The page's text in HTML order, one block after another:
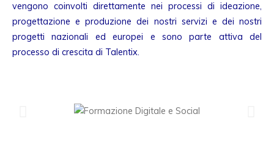
vengono coinvolti direttamente nei processi di ideazione,
progettazione e produzione dei nostri servizi e dei nostri
progetti nazionali ed europei e sono parte attiva del
processo di crescita di Talentix.